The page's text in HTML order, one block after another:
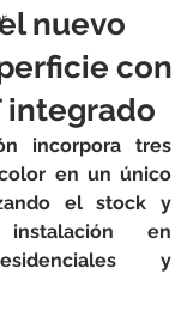
nuevo
con
integrado
incorpora tres
en un único
el stock y
en
y